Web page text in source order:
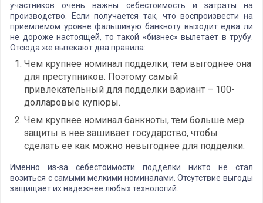
участников очень важны себестоимость и затраты на
производство. Если получается так, что воспроизвести на
приемлемом уровне фальшивую банкноту выходит едва ли
не дороже настоящей, то такой «бизнес» вылетает в трубу.
Отсюда же вытекают два правила:
Чем крупнее номинал подделки, тем выгоднее она
для преступников. Поэтому самый
привлекательный для подделки вариант – 100-
долларовые купюры.
Чем крупнее номинал банкноты, тем больше мер
защиты в нее зашивает государство, чтобы
сделать ее как можно невыгоднее для подделки.
Именно из-за себестоимости подделки никто не стал
возиться с самыми мелкими номиналами. Отсутствие выгоды
защищает их надежнее любых технологий.